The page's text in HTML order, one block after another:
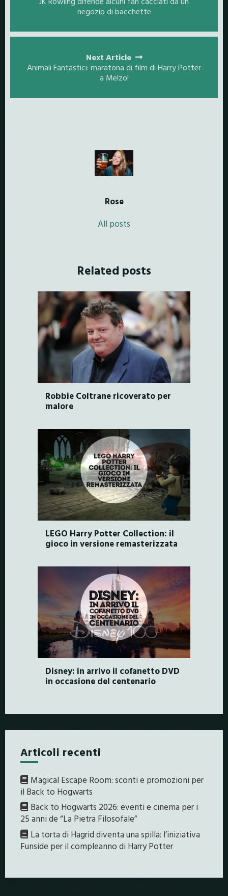
negozio di bacchette
Next Article
Animali Fantastici: maratona di film di Harry Potter
a Melzo!
Rose
All posts
Related posts
Robbie Coltrane ricoverato per
malore
LEGO Harry Potter Collection: il
gioco in versione remasterizzata
Disney: in arrivo il cofanetto DVD
in occasione del centenario
Articoli recenti
Magical Escape Room: sconti e promozioni per
il Back to Hogwarts
Back to Hogwarts 2026: eventi e cinema per i
25 anni de “La Pietra Filosofale”
La torta di Hagrid diventa una spilla: l’iniziativa
Funside per il compleanno di Harry Potter